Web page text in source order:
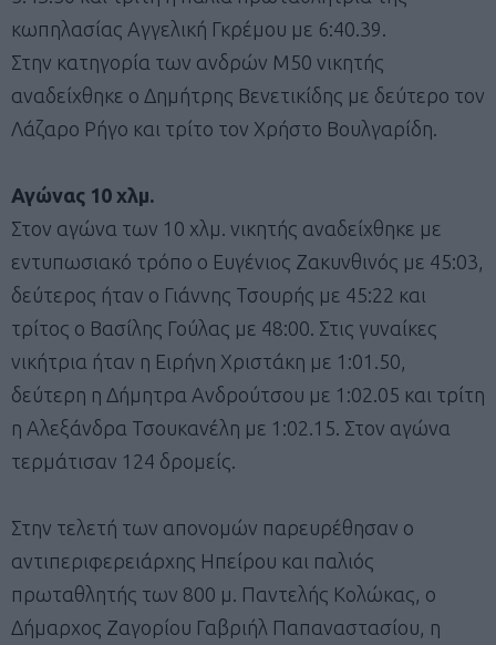
κωπηλασίας Αγγελική Γκρέμου με 6:40.39.
Στην κατηγορία των ανδρών Μ50 νικητής
αναδείχθηκε ο Δημήτρης Βενετικίδης με δεύτερο τον
Λάζαρο Ρήγο και τρίτο τον Χρήστο Βουλγαρίδη.
Αγώνας 10 χλμ.
Στον αγώνα των 10 χλμ. νικητής αναδείχθηκε με
εντυπωσιακό τρόπο ο Ευγένιος Ζακυνθινός με 45:03,
δεύτερος ήταν ο Γιάννης Τσουρής με 45:22 και
τρίτος ο Βασίλης Γούλας με 48:00. Στις γυναίκες
νικήτρια ήταν η Ειρήνη Χριστάκη με 1:01.50,
δεύτερη η Δήμητρα Ανδρούτσου με 1:02.05 και τρίτη
η Αλεξάνδρα Τσουκανέλη με 1:02.15. Στον αγώνα
τερμάτισαν 124 δρομείς.
Στην τελετή των απονομών παρευρέθησαν ο
αντιπεριφερειάρχης Ηπείρου και παλιός
πρωταθλητής των 800 μ. Παντελής Κολώκας, ο
Δήμαρχος Ζαγορίου Γαβριήλ Παπαναστασίου, η